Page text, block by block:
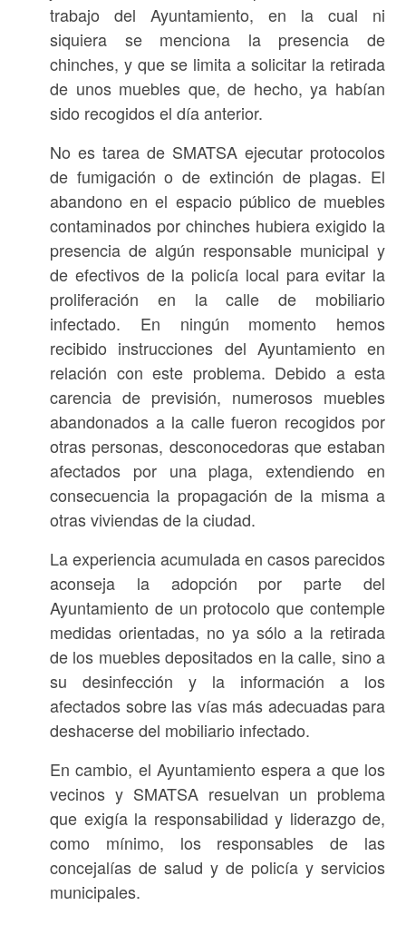
trabajo del Ayuntamiento, en la cual ni
siquiera se menciona la presencia de
chinches, y que se limita a solicitar la retirada
de unos muebles que, de hecho, ya habían
sido recogidos el día anterior.
No es tarea de SMATSA ejecutar protocolos
de fumigación o de extinción de plagas. El
abandono en el espacio público de muebles
contaminados por chinches hubiera exigido la
presencia de algún responsable municipal y
de efectivos de la policía local para evitar la
proliferación en la calle de mobiliario
infectado. En ningún momento hemos
recibido instrucciones del Ayuntamiento en
relación con este problema. Debido a esta
carencia de previsión, numerosos muebles
abandonados a la calle fueron recogidos por
otras personas, desconocedoras que estaban
afectados por una plaga, extendiendo en
consecuencia la propagación de la misma a
otras viviendas de la ciudad.
La experiencia acumulada en casos parecidos
aconseja la adopción por parte del
Ayuntamiento de un protocolo que contemple
medidas orientadas, no ya sólo a la retirada
de los muebles depositados en la calle, sino a
su desinfección y la información a los
afectados sobre las vías más adecuadas para
deshacerse del mobiliario infectado.
En cambio, el Ayuntamiento espera a que los
vecinos y SMATSA resuelvan un problema
que exigía la responsabilidad y liderazgo de,
como mínimo, los responsables de las
concejalías de salud y de policía y servicios
municipales.